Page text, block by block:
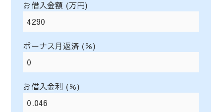
お借入金額 (万円)
ボーナス月返済 (％)
お借入金利 (％)